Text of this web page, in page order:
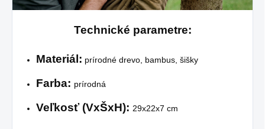
Technické parametre:
Materiál: prírodné drevo, bambus, šišky
Farba: prírodná
Veľkosť (VxŠxH): 29x22x7 cm